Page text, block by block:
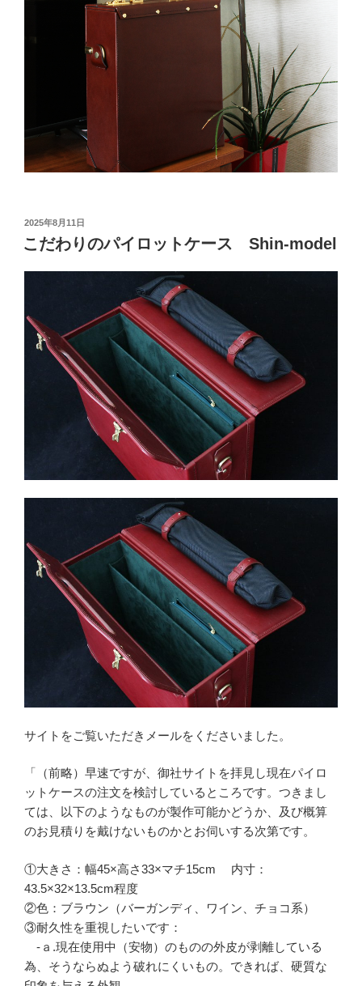
投
稿
日:
2025年8月11日
こだわりのパイロットケース Shin-model
サイトをご覧いただきメールをくださいました。
「（前略）早速ですが、御社サイトを拝見し現在パイロ
ットケースの注文を検討しているところです。つきまし
ては、以下のようなものが製作可能かどうか、及び概算
のお見積りを戴けないものかとお伺いする次第です。
①大きさ：幅45×高さ33×マチ15cm 内寸：
43.5×32×13.5cm程度
②色：ブラウン（バーガンディ、ワイン、チョコ系）
③耐久性を重視したいです：
-ａ.現在使用中（安物）のものの外皮が剥離している
為、そうならぬよう破れにくいもの。できれば、硬質な